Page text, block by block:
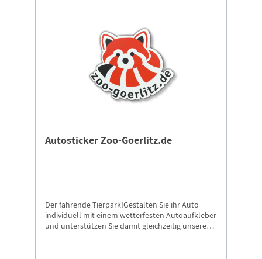
Autosticker Zoo-Goerlitz.de
Der fahrende Tierpark!Gestalten Sie ihr Auto
individuell mit einem wetterfesten Autoaufkleber
und unterstützen Sie damit gleichzeitig unseren